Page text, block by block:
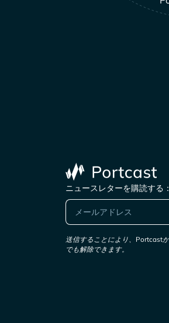
ニュースレターを購読する：
送信することにより、Portcast
でも解除できます。